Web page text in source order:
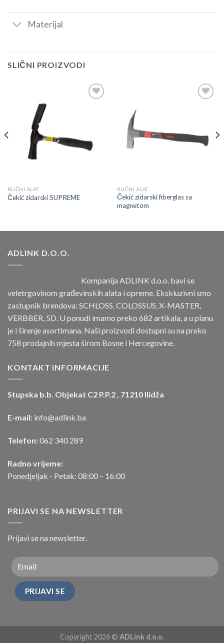
Materijal
SLIČNI PROIZVODI
RUČNI ALAT
Čekić zidarski SUPREME
RUČNI ALAT
Čekić zidarski fiberglas sa
magnetom
ADLINK D.O.O.
Kompanija ADLINK d.o.o. bavi se
veletrgovinom građevinskih alata i opreme. Ekskluzivni smo
zastupnik brendova: SCHLOSS, COLOSSUS, X-MASTER,
VERBBER, 5D. U ponudi imamo preko 682 artikala, a u planu
je i širenje asortimana. Naši proizvodi dostupni su na preko
758 prodajnih mjesta širom Bosne i Hercegovine.
KONTAKT INFORMACIJE
Stupska b.b. Objekat C2 P.P.2 , 71210 Ilidža
E-mail: info@adlink.ba
Telefon: 062 340 289
Radno vrijeme:
Ponedjeljak - Petak: 08:00 – 16:00
PRIJAVI SE NA NEWSLETTER
Prijavi se na newsletter.
Copyright 2026 © ADLink d.o.o.